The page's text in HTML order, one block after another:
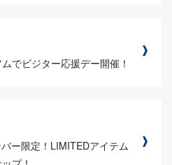
でビジター応援デー開催！
バー限定！LIMITEDアイテム